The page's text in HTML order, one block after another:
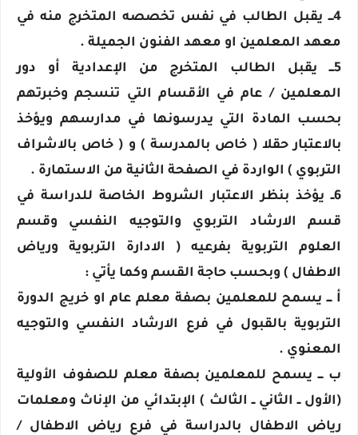
4ـــ يقبل الطالب في نفس تخصصه المتخرج منه في
معهد المعلمين او معهد الفنون الجميلة .
5ـــ يقبل الطالب المتخرج من الإعدادية أو دور
المعلمين / عام في الأقسام التي تنسجم وخبرتهم
بحسب المادة التي يدرسونها في مدارسهم ويؤخذ
بالاعتبار حقلا ( خاص بالمدرسة ) و ( خاص بالاشراف
التربوي ) الواردة في الصفحة الثانية من الاستمارة .
6ــ يؤخذ بنظر الاعتبار الشروط الخاصة للدراسة في
قسم الارشاد التربوي والتوجيه النفسي وقسم
العلوم التربوية بفرعيه ( الادارة التربوية ورياض
الاطفال ) وبحسب حاجة القسم وكما يأتي :
أ ـــ يسمح للمعلمين بصفة معلم عام او خريج الدورة
التربوية بالقبول في فرع الارشاد النفسي والتوجيه
المعنوي .
ب ـــ يسمح للمعلمين بصفة معلم للصفوف الأولية
(الأول ــ الثاني ــ الثالث ) الإبتدائي من الإناث ومعلمات
رياض الاطفال بالدراسة في فرع رياض الاطفال /